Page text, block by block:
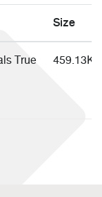
Size
True
459.13K